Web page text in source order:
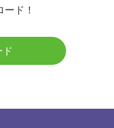
ド！
ド